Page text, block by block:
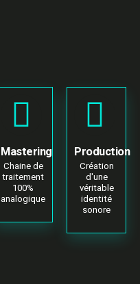
Mastering
Chaine de
traitement
100%
analogique
Production
Création
d'une
véritable
identité
sonore